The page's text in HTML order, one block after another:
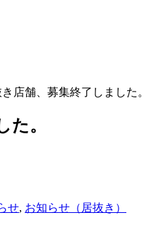
店舗、募集終了しました。
。
せ, お知らせ（居抜き）